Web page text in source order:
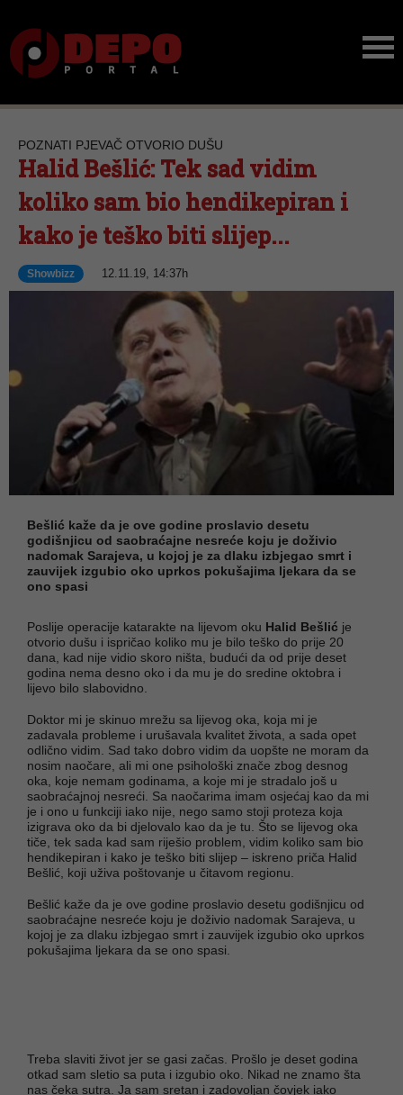
POZNATI PJEVAČ OTVORIO DUŠU
Halid Bešlić: Tek sad vidim
koliko sam bio hendikepiran i
kako je teško biti slijep...
Showbizz 12.11.19, 14:37h
Bešlić kaže da je ove godine proslavio desetu
godišnjicu od saobraćajne nesreće koju je doživio
nadomak Sarajeva, u kojoj je za dlaku izbjegao smrt i
zauvijek izgubio oko uprkos pokušajima ljekara da se
ono spasi
Poslije operacije katarakte na lijevom oku Halid Bešlić je
otvorio dušu i ispričao koliko mu je bilo teško do prije 20
dana, kad nije vidio skoro ništa, budući da od prije deset
godina nema desno oko i da mu je do sredine oktobra i
lijevo bilo slabovidno.
Doktor mi je skinuo mrežu sa lijevog oka, koja mi je
zadavala probleme i urušavala kvalitet života, a sada opet
odlično vidim. Sad tako dobro vidim da uopšte ne moram da
nosim naočare, ali mi one psihološki znače zbog desnog
oka, koje nemam godinama, a koje mi je stradalo još u
saobraćajnoj nesreći. Sa naočarima imam osjećaj kao da mi
je i ono u funkciji iako nije, nego samo stoji proteza koja
izigrava oko da bi djelovalo kao da je tu. Što se lijevog oka
tiče, tek sada kad sam riješio problem, vidim koliko sam bio
hendikepiran i kako je teško biti slijep – iskreno priča Halid
Bešlić, koji uživa poštovanje u čitavom regionu.
Bešlić kaže da je ove godine proslavio desetu godišnjicu od
saobraćajne nesreće koju je doživio nadomak Sarajeva, u
kojoj je za dlaku izbjegao smrt i zauvijek izgubio oko uprkos
pokušajima ljekara da se ono spasi.
Treba slaviti život jer se gasi začas. Prošlo je deset godina
otkad sam sletio sa puta i izgubio oko. Nikad ne znamo šta
nas čeka sutra. Ja sam sretan i zadovoljan čovjek iako